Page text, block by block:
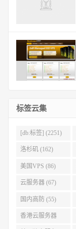
标签云集
[db:标签] (2251)
洛杉矶 (162)
美国VPS (86)
云服务器 (67)
国内高防 (55)
香港云服务器